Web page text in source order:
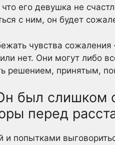
его девушка не
с ним, он будет
чувства
нет. Они могут либо
решением, принятым,
был слишком
перед
попытками